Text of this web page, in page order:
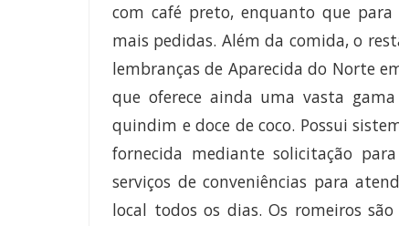
com café preto, enquanto que
mais pedidas. Além da comida, o
lembranças de Aparecida do Norte
que oferece ainda uma vasta
quindim e doce de coco. Possui
fornecida mediante solicitação
serviços de conveniências para
local todos os dias. Os romeiros